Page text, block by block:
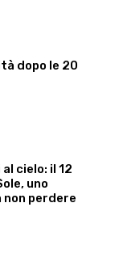
dopo le 20
cielo: il 12
uno
perdere